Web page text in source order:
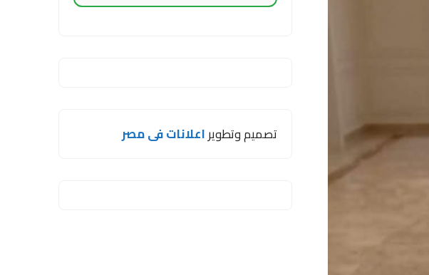
تصميم وتطويراعلانات فى مصر